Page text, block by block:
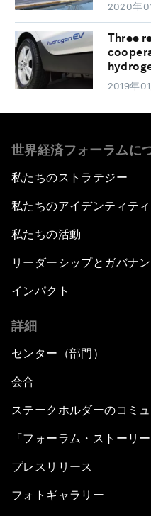
2020年
Three
2019年
世界経済フォーラムに
私たちのストラテジー
私たちのアイデンティティ
私たちの活動
リーダーシップとガバナ
インパクト
詳細
センター（部門）
会合
ステークホルダーのコミ
「フォーラム・ストーリー
プレスリリース
フォトギャラリー